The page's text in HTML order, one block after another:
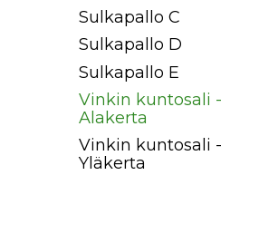
Sulkapallo C
Sulkapallo D
Sulkapallo E
Vinkin kuntosali -
Alakerta
Vinkin kuntosali -
Yläkerta